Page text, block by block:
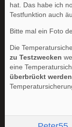
hat. Das habe ich
Testfunktion auch
Bitte mal ein Foto
Die
zu Testzwecken
eine
überbrückt